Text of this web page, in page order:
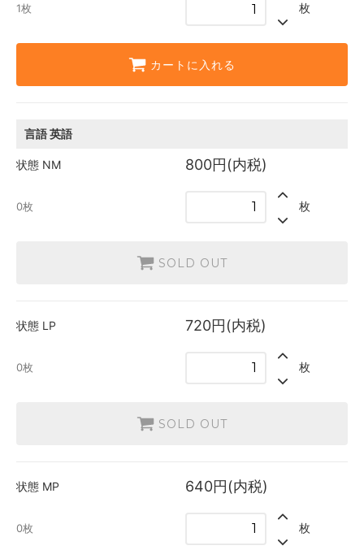
1枚 枚
カートに入れる
言語英語
状態 NM 800円(内税)
0枚 枚
SOLD OUT
状態 LP 720円(内税)
0枚 枚
SOLD OUT
状態 MP 640円(内税)
0枚 枚